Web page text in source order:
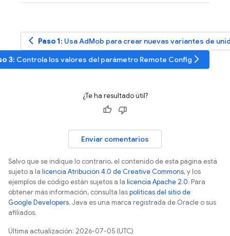
arrow_back_ios Paso 1: UsaAdMob para crear nuevas variantes de
3: Controla los valores del parámetro Remote Config arrow_forward_ios
¿Te ha resultado útil?
Enviar comentarios
Salvo que se indique lo contrario, el contenido de esta página está
sujeto a la licencia Atribución 4.0 de Creative Commons, y los
ejemplos de código están sujetos a la licencia Apache 2.0. Para
obtener más información, consulta laspolíticas del sitio de
Google Developers. Java es una marca registrada de Oracle o sus
afiliados.
Última actualización: 2026-07-05 (UTC)